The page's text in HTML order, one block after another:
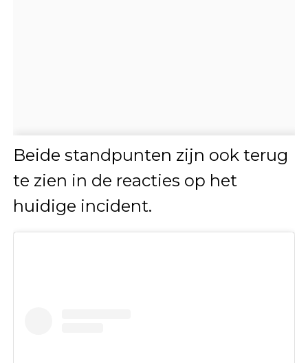
Beide standpunten zijn ook terug
te zien in de reacties op het
huidige incident.